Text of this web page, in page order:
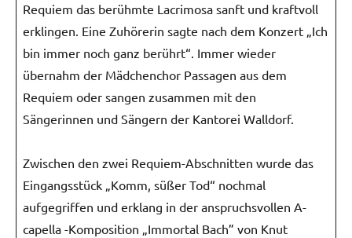
Requiem das berühmte Lacrimosa sanft und kraftvoll
erklingen. Eine Zuhörerin sagte nach dem Konzert „Ich
bin immer noch ganz berührt“. Immer wieder
übernahm der Mädchenchor Passagen aus dem
Requiem oder sangen zusammen mit den
Sängerinnen und Sängern der Kantorei Walldorf.
Zwischen den zwei Requiem-Abschnitten wurde das
Eingangsstück „Komm, süßer Tod“ nochmal
aufgegriffen und erklang in der anspruchsvollen A-
capella -Komposition „Immortal Bach” von Knut